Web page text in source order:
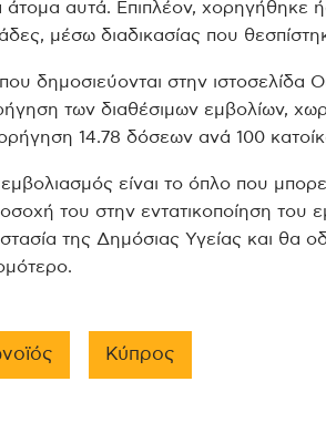
αυτά. Επιπλέον, χορηγήθηκε
μέσω διαδικασίας που
δημοσιεύονται στην ιστοσελίδα
των διαθέσιμων εμβολίων,
14.78 δόσεων ανά 100
είναι το όπλο που
του στην εντατικοποίηση
της Δημόσιας Υγείας και θα
Κύπρος